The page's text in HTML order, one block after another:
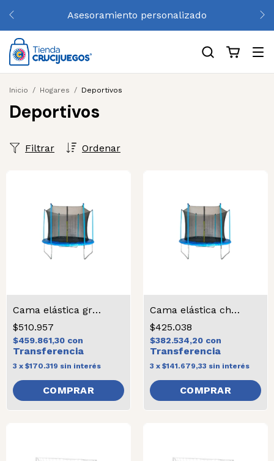
Asesoramiento personalizado
Inicio / Hogares / Deportivos
Deportivos
Ordenar
Filtrar
Cama elástica grande
$510.957
$459.861,30 con
3 x $170.319 sin interés
Cama elástica chica
$425.038
$382.534,20 con
3 x $141.679,33 sin interés